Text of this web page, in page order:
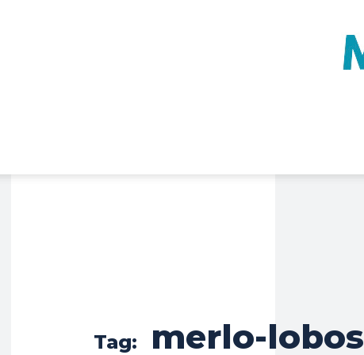
Tag: merlo-lobos